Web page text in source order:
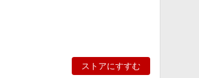
ストアにすすむ